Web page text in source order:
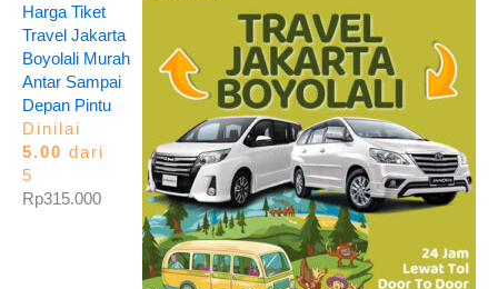
Harga Tiket
Travel Jakarta
Boyolali Murah
Antar Sampai
Depan Pintu
Dinilai
5.00 dari
5
Rp315.000